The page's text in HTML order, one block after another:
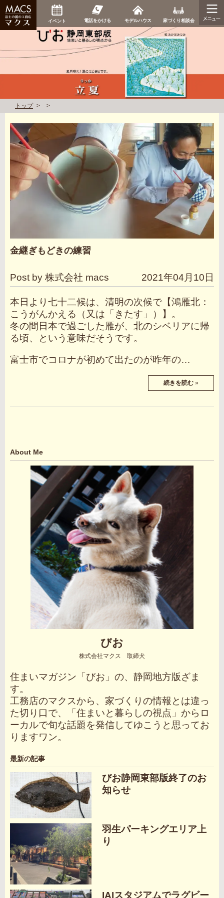
イベント 電話をかける モデルハウス 家づくり相談会
トップ
金継ぎもどきの練習
Post by 株式会社 macs 2021年04月10日
本日より七十二候は、清明の次候で【鴻雁北：
こうがんかえる（又は「きたす」）】。
冬の間日本で過ごした雁が、北のシベリアに帰
る頃、という意味だそうです。
富士市でコロナが初めて出たのが昨年の…
続きを読む »
About Me
びお
株式会社マクス 取締犬
住まいマガジン「びお」の、静岡地方版ざま
す。
工務店のマクスから、家づくりの情報とは違っ
た切り口で、「住まいと暮らしの視点」からロ
ーカルで旬な話題を発信してゆこうと思ってお
りますワン。
最新の記事
びお静岡東部版終了のお
知らせ
羽生パーキングエリア上
り
IAIスタジアムでラグビー